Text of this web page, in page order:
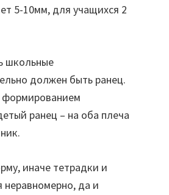
5-10мм, для учащихся 2
школьные
должен быть ранец.
формированием
ранец – на оба плеча
иначе тетрадки и
неравномерно, да и